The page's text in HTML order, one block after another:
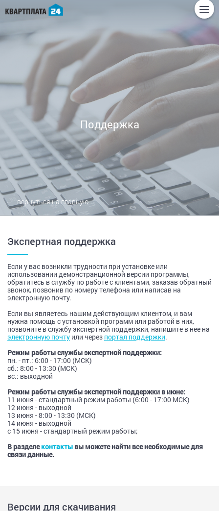
Поддержка
вернуться на главную
Экспертная поддержка
Если у вас возникли трудности при установке или
использовании демонстранционной версии программы,
обратитесь в службу по работе с клиентами, заказав обратный
звонок, позвонив по номеру телефона или написав на
электронную почту.
Если вы являетесь нашим действующим клиентом, и вам
нужна помощь с установкой программ или работой в них,
позвоните в службу экспертной поддержки, напишите в нее на
электронную почту или через портал поддержки.
Режим работы службы экспертной поддержки:
пн. - пт.: 6:00 - 17:00 (МСК)
сб.: 8:00 - 13:30 (МСК)
вс.: выходной
Режим работы службы экспертной поддержки в июне:
11 июня - стандартный режим работы (6:00 - 17:00 МСК)
12 июня - выходной
13 июня - 8:00 - 13:30 (МСК)
14 июня - выходной
с 15 июня - стандартный режим работы;
В разделеконтакты вы можете найти все необходимые для
связи данные.
Версии для скачивания